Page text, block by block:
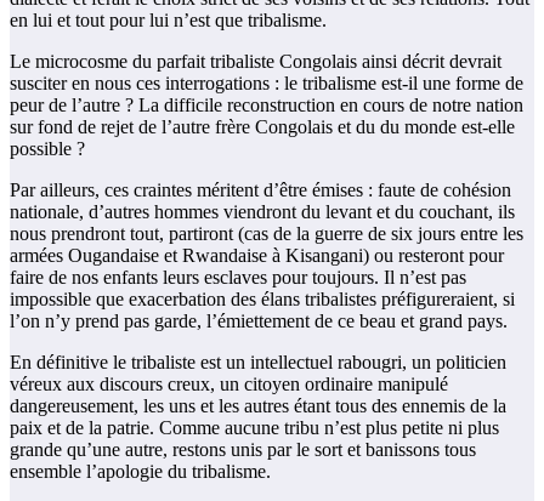
en lui et tout pour lui n’est que tribalisme.
Le microcosme du parfait tribaliste Congolais ainsi décrit devrait
susciter en nous ces interrogations : le tribalisme est-il une forme de
peur de l’autre ? La difficile reconstruction en cours de notre nation
sur fond de rejet de l’autre frère Congolais et du du monde est-elle
possible ?
Par ailleurs, ces craintes méritent d’être émises : faute de cohésion
nationale, d’autres hommes viendront du levant et du couchant, ils
nous prendront tout, partiront (cas de la guerre de six jours entre les
armées Ougandaise et Rwandaise à Kisangani) ou resteront pour
faire de nos enfants leurs esclaves pour toujours. Il n’est pas
impossible que exacerbation des élans tribalistes préfigureraient, si
l’on n’y prend pas garde, l’émiettement de ce beau et grand pays.
En définitive le tribaliste est un intellectuel rabougri, un politicien
véreux aux discours creux, un citoyen ordinaire manipulé
dangereusement, les uns et les autres étant tous des ennemis de la
paix et de la patrie. Comme aucune tribu n’est plus petite ni plus
grande qu’une autre, restons unis par le sort et banissons tous
ensemble l’apologie du tribalisme.